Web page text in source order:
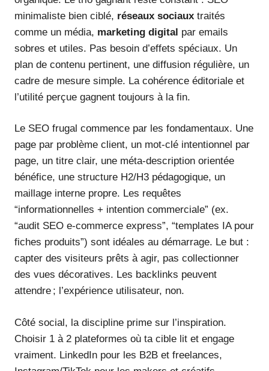
minimaliste bien ciblé, réseaux sociaux traités
comme un média, marketing digital par emails
sobres et utiles. Pas besoin d’effets spéciaux. Un
plan de contenu pertinent, une diffusion régulière, un
cadre de mesure simple. La cohérence éditoriale et
l’utilité perçue gagnent toujours à la fin.
Le SEO frugal commence par les fondamentaux. Une
page par problème client, un mot-clé intentionnel par
page, un titre clair, une méta-description orientée
bénéfice, une structure H2/H3 pédagogique, un
maillage interne propre. Les requêtes
“informationnelles + intention commerciale” (ex.
“audit SEO e-commerce express”, “templates IA pour
fiches produits”) sont idéales au démarrage. Le but :
capter des visiteurs prêts à agir, pas collectionner
des vues décoratives. Les backlinks peuvent
attendre ; l’expérience utilisateur, non.
Côté social, la discipline prime sur l’inspiration.
Choisir 1 à 2 plateformes où ta cible lit et engage
vraiment. LinkedIn pour les B2B et freelances,